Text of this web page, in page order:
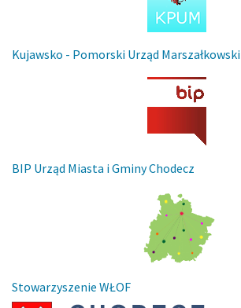
Kujawsko - Pomorski Urząd Marszałkowski
BIP Urząd Miasta i Gminy Chodecz
Stowarzyszenie WŁOF